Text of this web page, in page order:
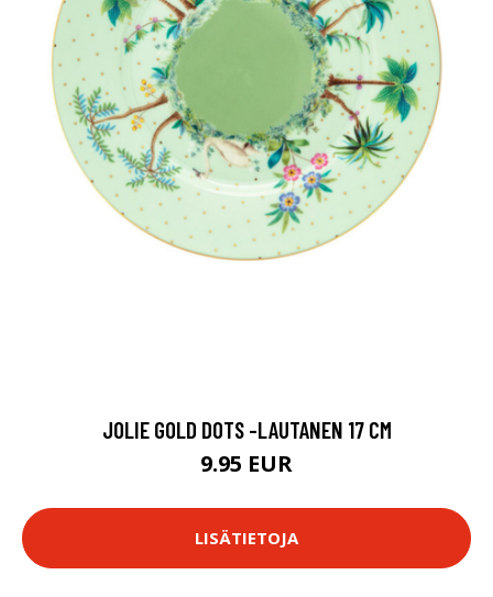
JOLIE GOLD DOTS -LAUTANEN 17 CM
9.95 EUR
LISÄTIETOJA